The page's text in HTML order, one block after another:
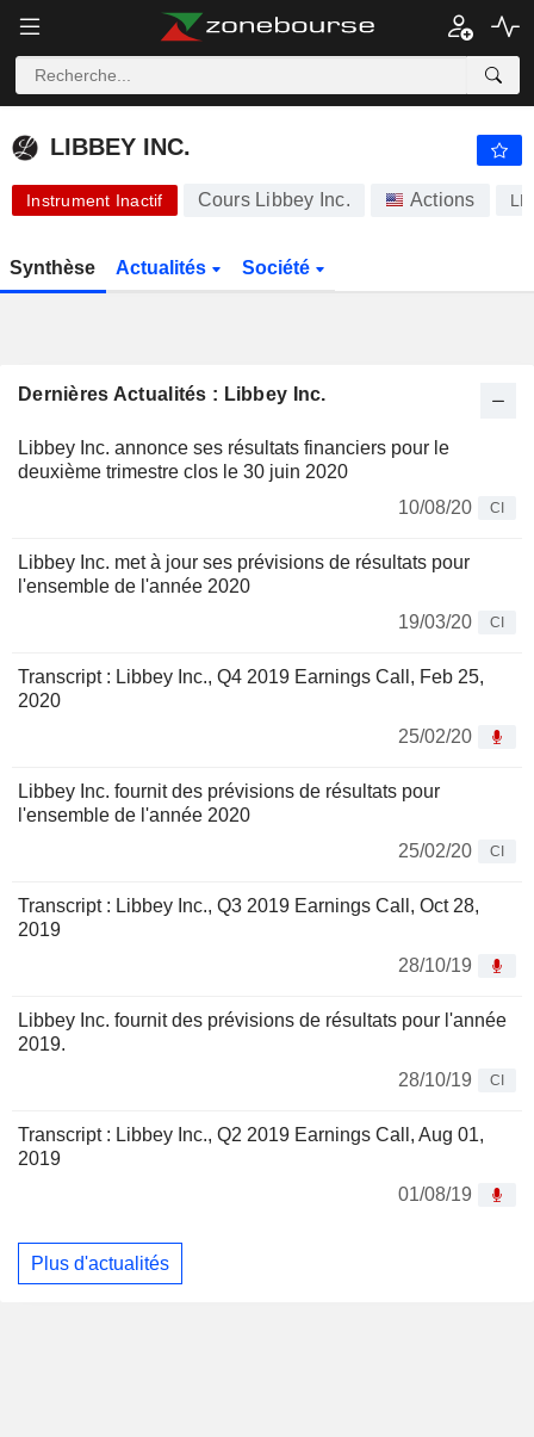
LIBBEY INC.
LIBBEY INC.
Instrument Inactif Cours Libbey Inc. Actions
Synthèse Actualités Société
Dernières Actualités : Libbey Inc.
Libbey Inc. annonce ses résultats financiers pour le
deuxième trimestre clos le 30 juin 2020
10/08/20
CI
Libbey Inc. met à jour ses prévisions de résultats pour
l'ensemble de l'année 2020
19/03/20
CI
Transcript : Libbey Inc., Q4 2019 Earnings Call, Feb 25,
2020
25/02/20
Libbey Inc. fournit des prévisions de résultats pour
l'ensemble de l'année 2020
25/02/20
CI
Transcript : Libbey Inc., Q3 2019 Earnings Call, Oct 28,
2019
28/10/19
Libbey Inc. fournit des prévisions de résultats pour l'année
2019.
28/10/19
CI
Transcript : Libbey Inc., Q2 2019 Earnings Call, Aug 01,
2019
01/08/19
Plus d'actualités